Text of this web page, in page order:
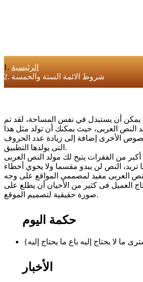
الرئيسية
شروط الائمة الستة والخمسة
أن يستبدل في نفس المساحة، لقد تم
النص العربى، حيث يمكنك أن تولد مثل هذا
الأخرى إضافة إلى زيادة عدد الحروف
التى يولدها التطبيق.
أكبر من الفقرات يتيح لك مولد النص العربى
تريد، النص لن يبدو مقسما ولا يحوي أخطاء
العربى مفيد لمصممي المواقع على وجه
العميل فى كثير من الأحيان أن يطلع على
صورة حقيقية لتصميم الموقع.
حكمة اليوم
الأخبار